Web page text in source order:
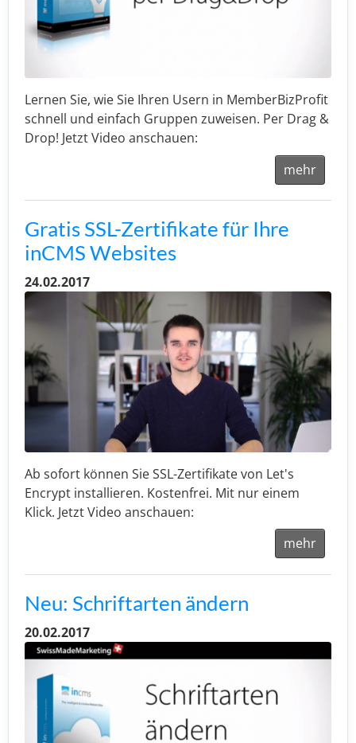
Lernen Sie, wie Sie Ihren Usern in MemberBizProfit
schnell und einfach Gruppen zuweisen. Per Drag &
Drop! Jetzt Video anschauen:
mehr
Gratis SSL-Zertifikate für Ihre
inCMS Websites
24.02.2017
Ab sofort können Sie SSL-Zertifikate von Let's
Encrypt installieren. Kostenfrei. Mit nur einem
Klick. Jetzt Video anschauen:
mehr
Neu: Schriftarten ändern
20.02.2017